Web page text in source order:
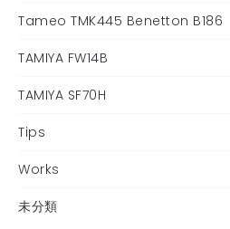
Tameo TMK445 Benetton B186
TAMIYA FW14B
TAMIYA SF70H
Tips
Works
未分類